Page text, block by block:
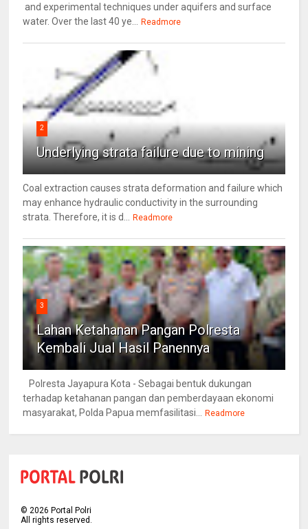
and experimental techniques under aquifers and surface
water. Over the last 40 ye...
Readmore
2
Underlying strata failure due to mining
Coal extraction causes strata deformation and failure which
may enhance hydraulic conductivity in the surrounding
strata. Therefore, it is d...
Readmore
3
Lahan Ketahanan Pangan Polresta
Kembali Jual Hasil Panennya
Polresta Jayapura Kota - Sebagai bentuk dukungan
terhadap ketahanan pangan dan pemberdayaan ekonomi
masyarakat, Polda Papua memfasilitasi...
Readmore
© 2026 Portal Polri
All rights reserved.